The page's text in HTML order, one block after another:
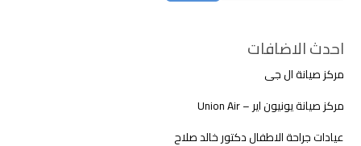
احدث الاضافات
مركز صيانة ال جى
مركز صيانة يونيون اير – Union Air
عيادات جراحة الاطفال دكتور خالد صلاح